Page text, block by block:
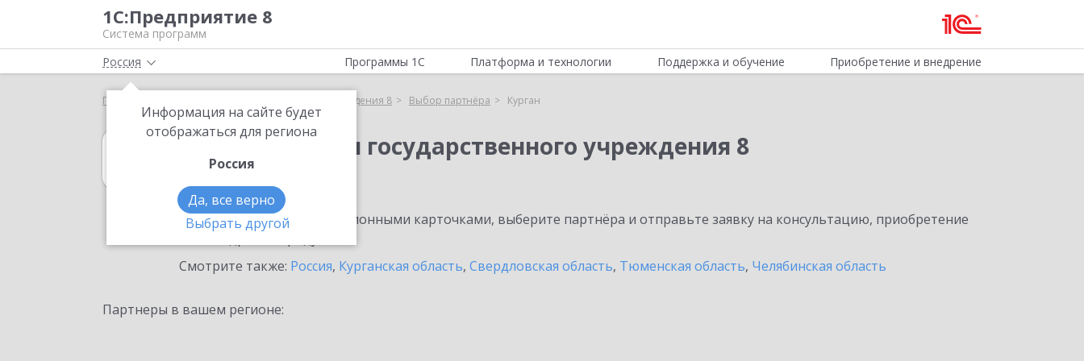
1С:Предприятие 8
Система программ
Россия
Информация на сайте будет
отображаться для региона
Россия
Да, все верно
Выбрать другой
Программы 1С Платформа и технологии Поддержка и обучение Приобретение и внедрение
Главная 1С:Бухгалтерия государственного учреждения 8 Выбор партнёра Курган
1С:Бухгалтерия государственного учреждения 8
в Кургане
Ознакомьтесь с информационными карточками, выберите партнёра и отправьте заявку на консультацию, приобретение
Смотрите также: Россия, Курганская область, Свердловская область, Тюменская область, Челябинская область
Партнеры в вашем регионе: